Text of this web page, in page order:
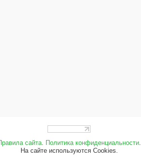
Правила сайта. Политика конфиденциальности.
На сайте используются Cookies.